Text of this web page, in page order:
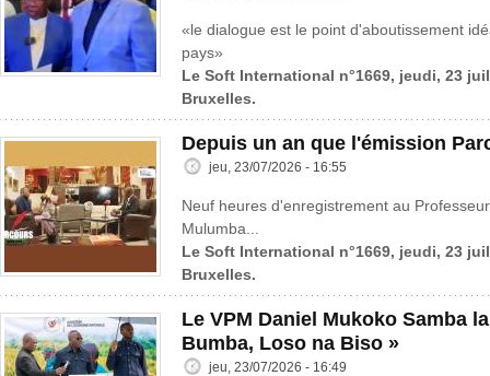
«le dialogue est le point d'aboutissement
pays»
Le Soft International n°1669, jeudi, 23
Bruxelles.
Depuis un an que l'émission
jeu, 23/07/2026 - 16:55
Neuf heures d'enregistrement au
Mulumba...
Le Soft International n°1669, jeudi, 23
Bruxelles.
Le VPM Daniel Mukoko Samba
Bumba, Loso na Biso »
jeu, 23/07/2026 - 16:49